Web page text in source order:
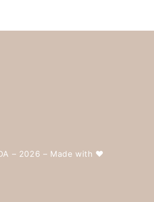
– 2026 – Made with ❤️